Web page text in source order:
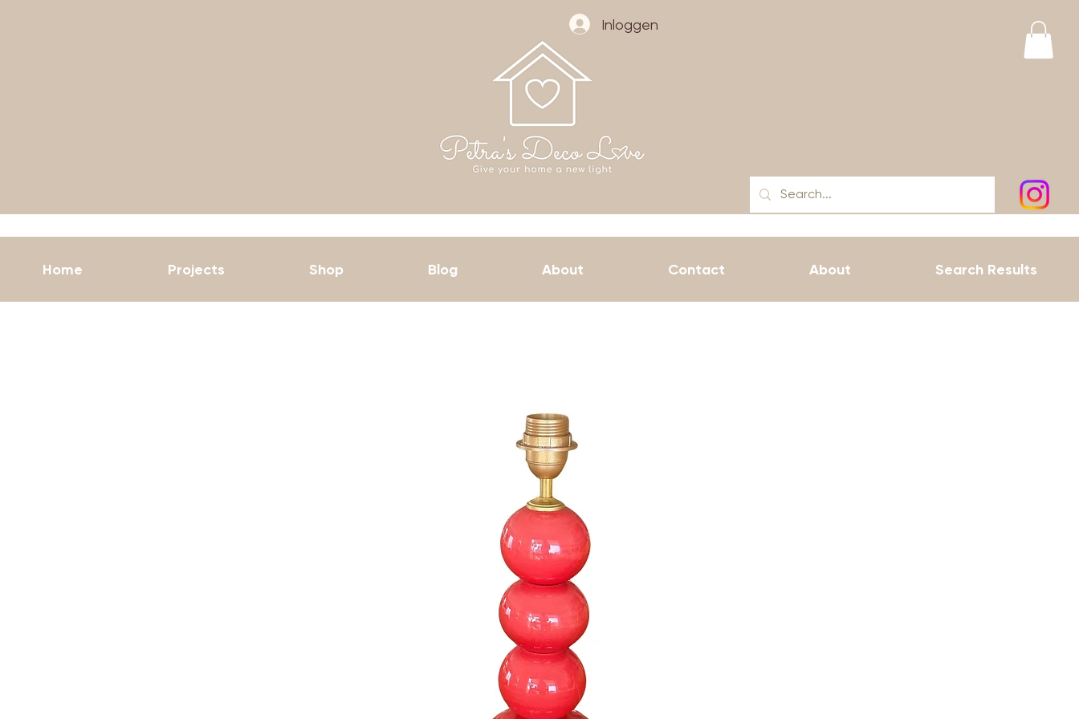
Inloggen
Home Projects Shop Blog About Contact About Search Results